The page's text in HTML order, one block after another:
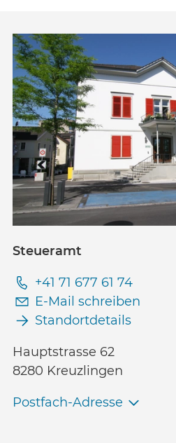
Steueramt
+41 71 677 61 74
E-Mail schreiben
Standortdetails
Hauptstrasse 62
8280 Kreuzlingen
Postfach-Adresse